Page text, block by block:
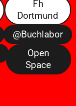
Fh
Dortmund
@buchlabor
Open
Space